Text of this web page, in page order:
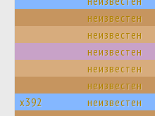
неизвестен
неизвестен
неизвестен
неизвестен
неизвестен
х392 неизвестен